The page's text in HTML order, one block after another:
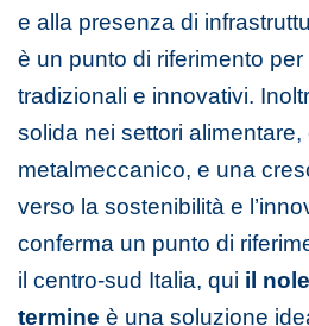
e alla presenza di
è un punto di riferimento
tradizionali e innovativi.
solida nei settori alimentare,
metalmeccanico, e una
verso la sostenibilità e
conferma un punto di
il centro-sud Italia, qui il
termine è una soluzione